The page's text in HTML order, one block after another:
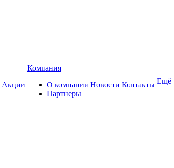
Акции
Компания
О компании
Партнеры
Новости Контакты Ещё